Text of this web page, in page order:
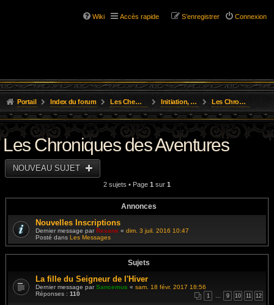
Wiki Accès rapide Connexion
S’enregistrer
Portail Index du forum Les Chemins de L'Aventure Initiation, Scénarios Courts Les Chroniques des Aventures
Les Chroniques des Aventures
NOUVEAU SUJET
2 sujets • Page 1 sur 1
Annonces
Nouvelles Inscriptions
Dernier message parResane « dim. 3 juil. 2016 10:47
Posté dans Les Messages
Sujets
La fille du Seigneur de l'Hiver
Dernier message parSancemus « sam. 18 févr. 2017 18:56
Réponses : 110 1 … 9 10 11 12